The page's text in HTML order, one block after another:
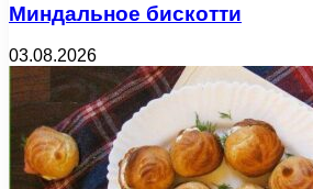
Миндальное бискотти
03.08.2026